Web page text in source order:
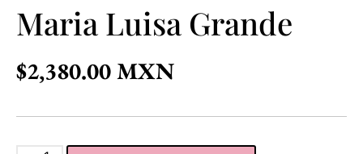
Maria Luisa Grande
$2,380.00